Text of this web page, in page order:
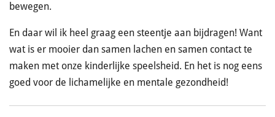
bewegen.
En daar wil ik heel graag een steentje aan bijdragen! Want
wat is er mooier dan samen lachen en samen contact te
maken met onze kinderlijke speelsheid. En het is nog eens
goed voor de lichamelijke en mentale gezondheid!